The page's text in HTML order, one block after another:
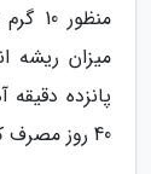
میزان ریشه
پانزده
40 روز مصرف کنید.